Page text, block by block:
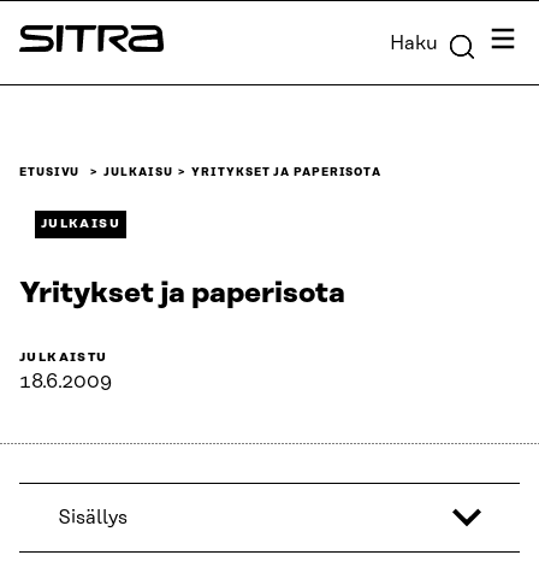
Siirry
suoraan
Sitra Haku
ETUSIVU JULKAISU YRITYKSET JA PAPERISOTA
JULKAISU
Yritykset ja paperisota
JULKAISTU
18.6.2009
Sisällys